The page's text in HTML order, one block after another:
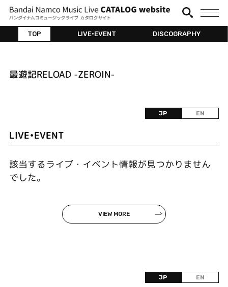
TOP LIVE•EVENT DISCOGRAPHY
最遊記RELOAD -ZEROIN-
JP EN
LIVE•EVENT
該当するライブ・イベント情報が見つかりません
でした。
VIEW MORE
JP EN